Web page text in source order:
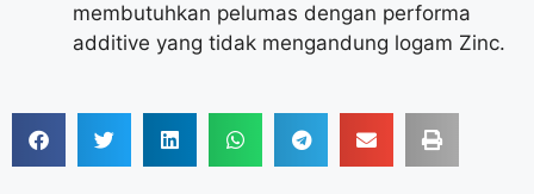
membutuhkan pelumas dengan performa
additive yang tidak mengandung logam Zinc.